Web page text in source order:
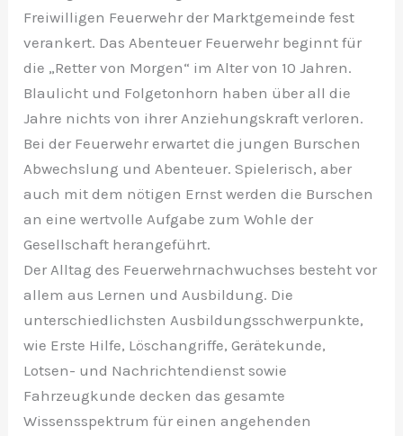
Freiwilligen Feuerwehr der Marktgemeinde fest
verankert. Das Abenteuer Feuerwehr beginnt für
die „Retter von Morgen“ im Alter von 10 Jahren.
Blaulicht und Folgetonhorn haben über all die
Jahre nichts von ihrer Anziehungskraft verloren.
Bei der Feuerwehr erwartet die jungen Burschen
Abwechslung und Abenteuer. Spielerisch, aber
auch mit dem nötigen Ernst werden die Burschen
an eine wertvolle Aufgabe zum Wohle der
Gesellschaft herangeführt.
Der Alltag des Feuerwehrnachwuchses besteht vor
allem aus Lernen und Ausbildung. Die
unterschiedlichsten Ausbildungsschwerpunkte,
wie Erste Hilfe, Löschangriffe, Gerätekunde,
Lotsen- und Nachrichtendienst sowie
Fahrzeugkunde decken das gesamte
Wissensspektrum für einen angehenden